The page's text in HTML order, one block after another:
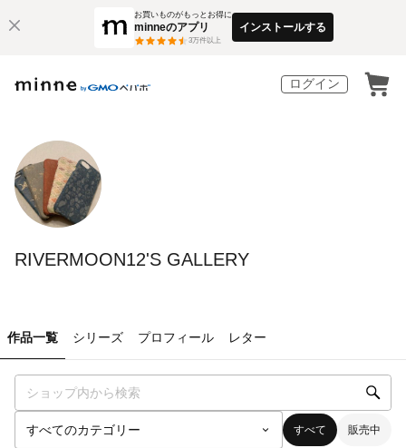
お買いものがもっとお得に
minneのアプリ
3万件以上
インストールする
ログイン
RIVERMOON12'S GALLERY
作品一覧 シリーズ プロフィール レター
すべて 販売中